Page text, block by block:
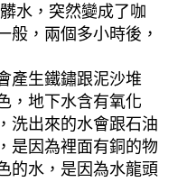
水，突然變成了咖
般，兩個多小時後，
產生鐵鏽跟泥沙堆
，地下水含有氧化
洗出來的水會跟石油
是因為裡面有銅的物
的水，是因為水龍頭